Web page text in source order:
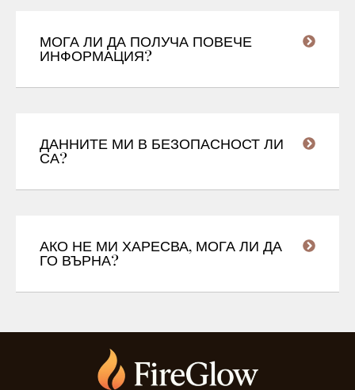
МОГА ЛИ ДА ПОЛУЧА ПОВЕЧЕ
ИНФОРМАЦИЯ?
ДАННИТЕ МИ В БЕЗОПАСНОСТ ЛИ
СА?
АКО НЕ МИ ХАРЕСВА, МОГА ЛИ ДА
ГО ВЪРНА?